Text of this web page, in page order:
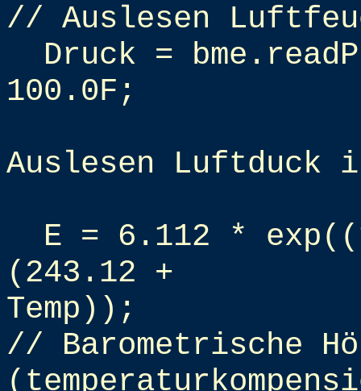
// Auslesen
Druck =
100.0F;
Auslesen Luftduck
E = 6.112 *
(243.12 +
Temp));
// Barometrische